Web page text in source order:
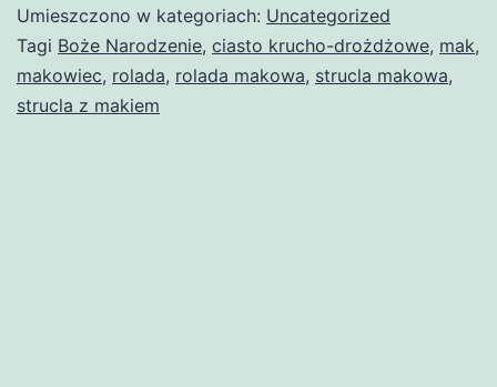
Umieszczono w kategoriach: Uncategorized
Tagi Boże Narodzenie, ciasto krucho-drożdżowe, mak,
makowiec, rolada, rolada makowa, strucla makowa,
strucla z makiem